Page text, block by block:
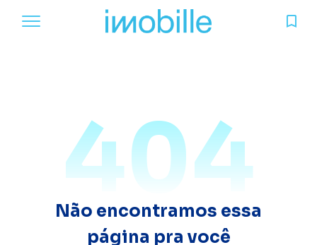
404
Não encontramos essa
página pra você